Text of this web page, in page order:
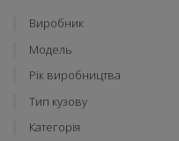
Виробник
Модель
Рік виробництва
Тип кузову
Категорія